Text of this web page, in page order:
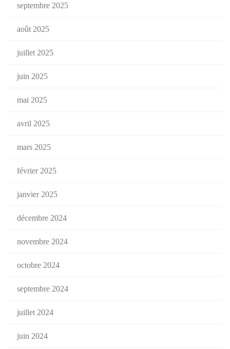
septembre 2025
août 2025
juillet 2025
juin 2025
mai 2025
avril 2025
mars 2025
février 2025
janvier 2025
décembre 2024
novembre 2024
octobre 2024
septembre 2024
juillet 2024
juin 2024